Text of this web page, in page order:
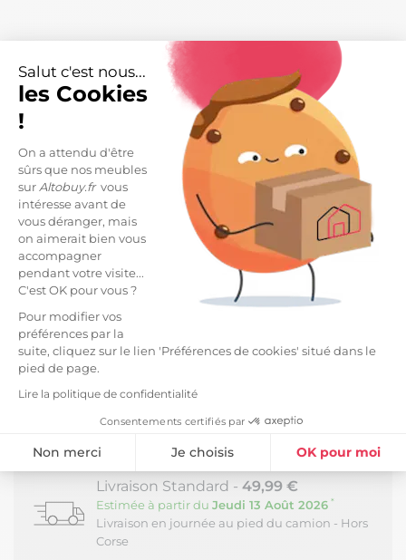
Salut c'est nous...
les Cookies
!
On a attendu d'être
sûrs que nos meubles
sur Altobuy.frvous
intéresse avant de
vous déranger, mais
on aimerait bien vous
accompagner
pendant votre visite...
C'est OK pour vous ?
Pour modifier vos
préférences par la
suite, cliquez sur le lien 'Préférences de cookies' situé dans le
pied de page.
Lire la politique de confidentialité
Consentements certifiés par
Non merci Je choisis OK pour moi
Plateforme de Gestion du Consentement : Personnalisez vos
Notre plateforme vous permet d'adapter et de gérer vos
Lit 140x200cm Multi-Rangements Effet Chêne et
Anthracite de la gamme Fidas.
Ce modèle offre de grandes possibilités de
rangement et 2 chevets encastrables. Lit existant en
plusieurs dimensions. Si vous aimez cette gamme,
bonne nouvelle : elle est disponible en divers coloris
!
Structure en panneau de particules. Revêtement
mélaminé effet chêne, tiroirs centraux revêtement
uni gris anthracite.
Sommier et Matelas non inclus.
Dimensions : 144,4 x 205,4 x H83,3cm.
Dimensions des tiroirs :
Largeur : 94,5cm
Profondeur : 42,5cm
Hauteur : 15,5cm
LIVRAISON ET RETOURS
Livraison Standard - 49,99 €
Estimée à partir du Jeudi 13 Août 2026 *
Livraison en journée au pied du camion - Hors
Corse